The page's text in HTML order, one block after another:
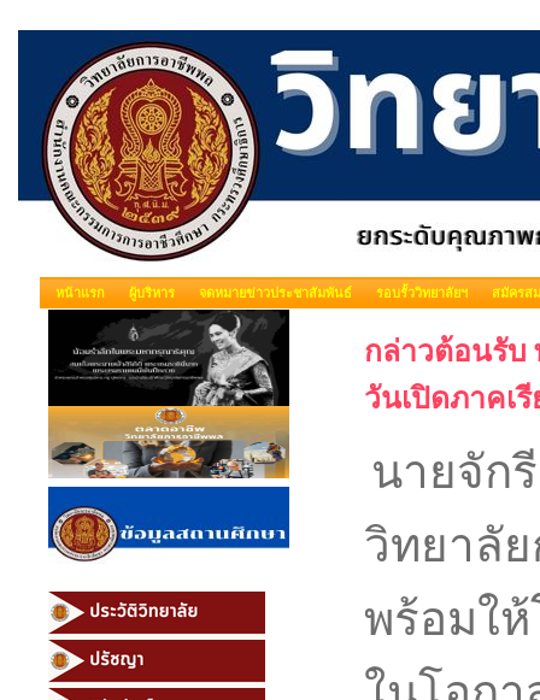
หน้าแรก ผู้บริหาร จดหมายข่าวประชาสัมพันธ์ รอบรั้ววิทยาลัยฯ สมัครส
กล่าวต้อนรับ
วันเปิดภาคเ
นายจัก
วิทยาลั
พร้อมใ